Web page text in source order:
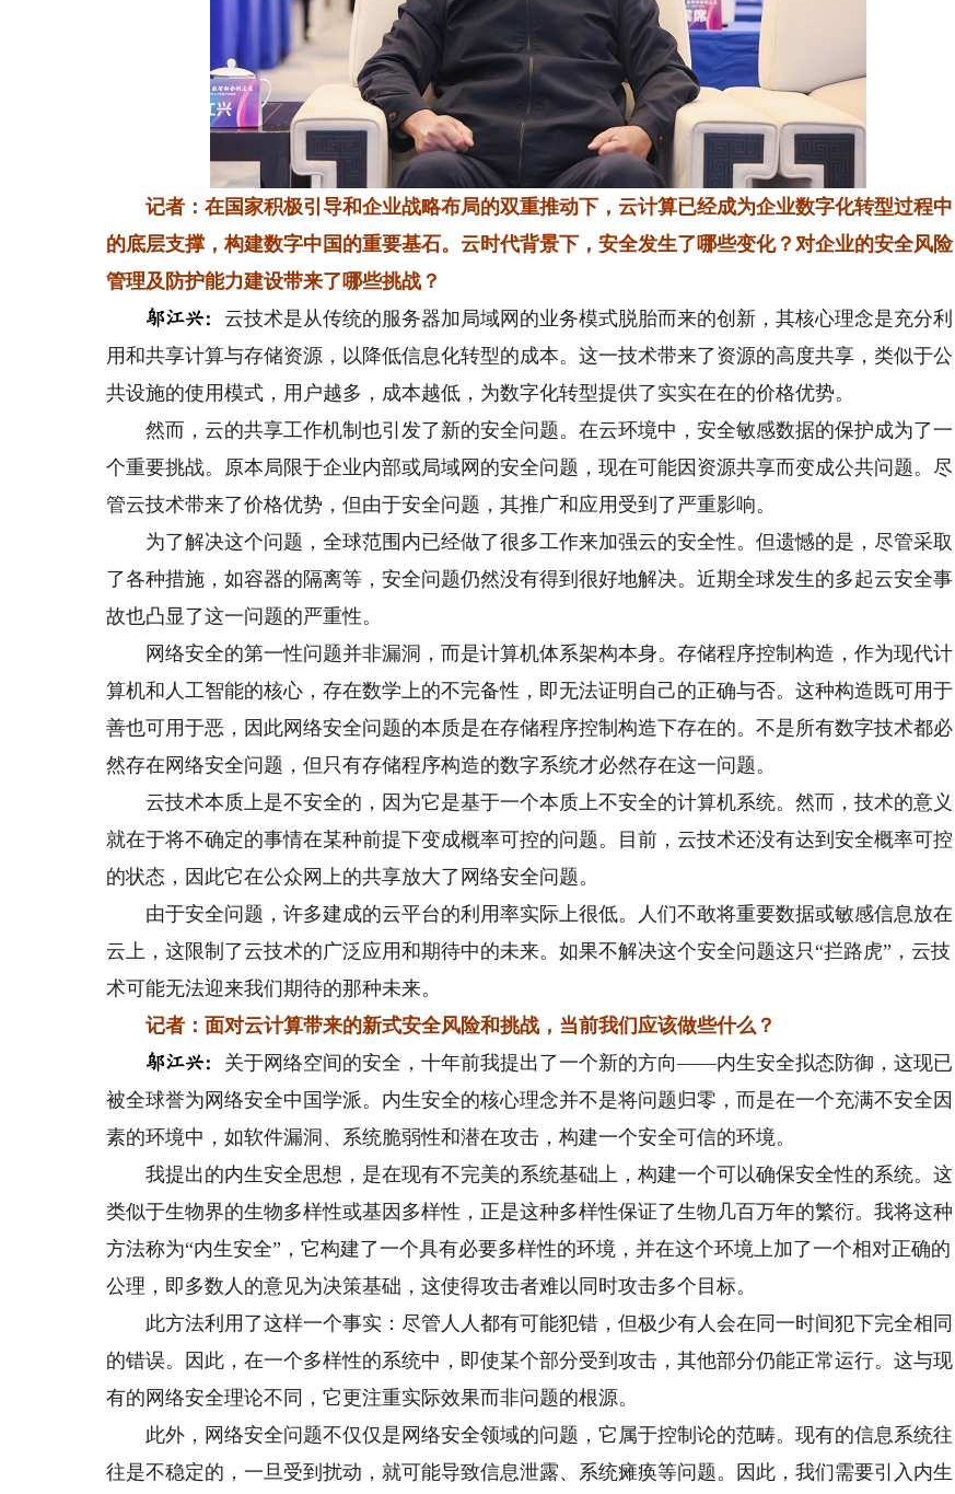
记者：在国家积极引导和企业战略布局的双重推动下，云计算已经成为企业数字化转型过程中
的底层支撑，构建数字中国的重要基石。云时代背景下，安全发生了哪些变化？对企业的安全风险
管理及防护能力建设带来了哪些挑战？
邬江兴： 云技术是从传统的服务器加局域网的业务模式脱胎而来的创新，其核心理念是充分利
用和共享计算与存储资源，以降低信息化转型的成本。这一技术带来了资源的高度共享，类似于公
共设施的使用模式，用户越多，成本越低，为数字化转型提供了实实在在的价格优势。
然而，云的共享工作机制也引发了新的安全问题。在云环境中，安全敏感数据的保护成为了一
个重要挑战。原本局限于企业内部或局域网的安全问题，现在可能因资源共享而变成公共问题。尽
管云技术带来了价格优势，但由于安全问题，其推广和应用受到了严重影响。
为了解决这个问题，全球范围内已经做了很多工作来加强云的安全性。但遗憾的是，尽管采取
了各种措施，如容器的隔离等，安全问题仍然没有得到很好地解决。近期全球发生的多起云安全事
故也凸显了这一问题的严重性。
网络安全的第一性问题并非漏洞，而是计算机体系架构本身。存储程序控制构造，作为现代计
算机和人工智能的核心，存在数学上的不完备性，即无法证明自己的正确与否。这种构造既可用于
善也可用于恶，因此网络安全问题的本质是在存储程序控制构造下存在的。不是所有数字技术都必
然存在网络安全问题，但只有存储程序构造的数字系统才必然存在这一问题。
云技术本质上是不安全的，因为它是基于一个本质上不安全的计算机系统。然而，技术的意义
就在于将不确定的事情在某种前提下变成概率可控的问题。目前，云技术还没有达到安全概率可控
的状态，因此它在公众网上的共享放大了网络安全问题。
由于安全问题，许多建成的云平台的利用率实际上很低。人们不敢将重要数据或敏感信息放在
云上，这限制了云技术的广泛应用和期待中的未来。如果不解决这个安全问题这只“拦路虎”，云技
术可能无法迎来我们期待的那种未来。
记者：面对云计算带来的新式安全风险和挑战，当前我们应该做些什么？
邬江兴： 关于网络空间的安全，十年前我提出了一个新的方向——内生安全拟态防御，这现已
被全球誉为网络安全中国学派。内生安全的核心理念并不是将问题归零，而是在一个充满不安全因
素的环境中，如软件漏洞、系统脆弱性和潜在攻击，构建一个安全可信的环境。
我提出的内生安全思想，是在现有不完美的系统基础上，构建一个可以确保安全性的系统。这
类似于生物界的生物多样性或基因多样性，正是这种多样性保证了生物几百万年的繁衍。我将这种
方法称为“内生安全”，它构建了一个具有必要多样性的环境，并在这个环境上加了一个相对正确的
公理，即多数人的意见为决策基础，这使得攻击者难以同时攻击多个目标。
此方法利用了这样一个事实：尽管人人都有可能犯错，但极少有人会在同一时间犯下完全相同
的错误。因此，在一个多样性的系统中，即使某个部分受到攻击，其他部分仍能正常运行。这与现
有的网络安全理论不同，它更注重实际效果而非问题的根源。
此外，网络安全问题不仅仅是网络安全领域的问题，它属于控制论的范畴。现有的信息系统往
往是不稳定的，一旦受到扰动，就可能导致信息泄露、系统瘫痪等问题。因此，我们需要引入内生